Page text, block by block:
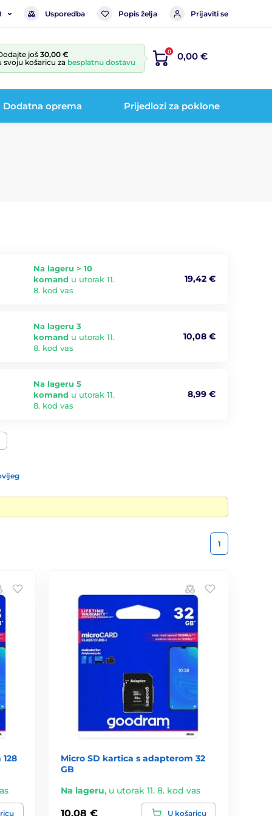
Usporedba Popis želja Prijaviti se
još 30,00 €
svoju košaricu za besplatnu dostavu
0 0,00 €
Dodatna oprema Prijedlozi za poklone
Na lageru > 10
komand u utorak 11.
8. kod vas
19,42 €
Na lageru 3
komand u utorak 11.
8. kod vas
10,08 €
Na lageru 5
komand u utorak 11.
8. kod vas
8,99 €
1
Micro SD kartica s adapterom 32
GB
Na lageru, u utorak 11. 8. kod vas
10,08 € U košaricu